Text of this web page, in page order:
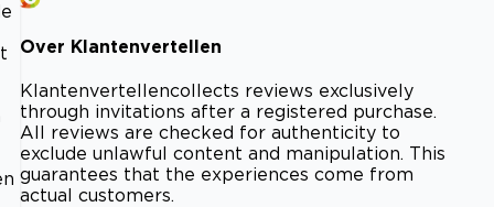
Over Klantenvertellen
Klantenvertellencollects reviews exclusively
through invitations after a registered purchase.
All reviews are checked for authenticity to
exclude unlawful content and manipulation. This
guarantees that the experiences come from
actual customers.